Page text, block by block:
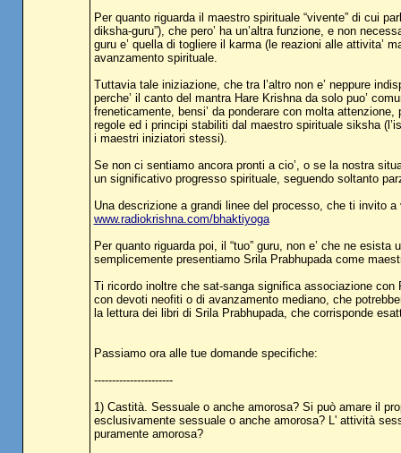
Per quanto riguarda il maestro spirituale “vivente” di cui
diksha-guru”), che pero’ ha un’altra funzione, e non
guru e’ quella di togliere il karma (le reazioni alle attivita’
avanzamento spirituale.
Tuttavia tale iniziazione, che tra l’altro non e’ neppure
perche’ il canto del mantra Hare Krishna da solo puo’
freneticamente, bensi’ da ponderare con molta
regole ed i principi stabiliti dal maestro spirituale siksha
i maestri iniziatori stessi).
Se non ci sentiamo ancora pronti a cio’, o se la nostra
un significativo progresso spirituale, seguendo soltanto
Una descrizione a grandi linee del processo, che ti invito
www.radiokrishna.com/bhaktiyoga
Per quanto riguarda poi, il “tuo” guru, non e’ che ne
semplicemente presentiamo Srila Prabhupada come
Ti ricordo inoltre che sat-sanga significa associazione
con devoti neofiti o di avanzamento mediano, che
la lettura dei libri di Srila Prabhupada, che corrisponde
Passiamo ora alle tue domande specifiche:
----------------------
1) Castità. Sessuale o anche amorosa? Si può amare il
esclusivamente sessuale o anche amorosa? L' attività
puramente amorosa?